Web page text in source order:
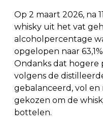
Op 2 maart 2026, na
whisky uit het vat
alcoholpercentage
opgelopen naar 63,1%
Ondanks dat hogere
volgens de
gebalanceerd, vol en
gekozen om de
bottelen.